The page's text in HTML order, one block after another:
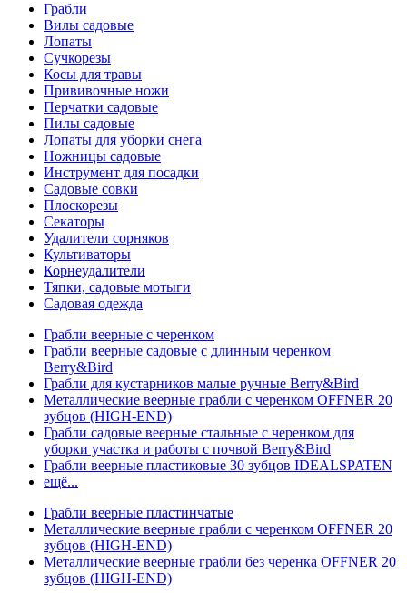
Грабли
Вилы садовые
Лопаты
Сучкорезы
Косы для травы
Прививочные ножи
Перчатки садовые
Пилы садовые
Лопаты для уборки снега
Ножницы садовые
Инструмент для посадки
Садовые совки
Плоскорезы
Секаторы
Удалители сорняков
Культиваторы
Корнеудалители
Тяпки, садовые мотыги
Садовая одежда
Грабли веерные с черенком
Грабли веерные садовые с длинным черенком
Berry&Bird
Грабли для кустарников малые ручные Berry&Bird
Металлические веерные грабли с черенком OFFNER 20
зубцов (HIGH-END)
Грабли садовые веерные стальные с черенком для
уборки участка и работы с почвой Berry&Bird
Грабли веерные пластиковые 30 зубцов IDEALSPATEN
ещё...
Грабли веерные пластинчатые
Металлические веерные грабли с черенком OFFNER 20
зубцов (HIGH-END)
Металлические веерные грабли без черенка OFFNER 20
зубцов (HIGH-END)